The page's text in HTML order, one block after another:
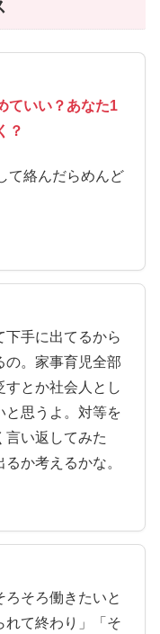
ていい？あなた1
？
て絡んだらめんど
下手に出てるから
の。家事育児全部
すとか社会人とし
と思うよ。対等を
言い返してみた
か考えるかな。
そろ働きたいと
れて終わり」「そ